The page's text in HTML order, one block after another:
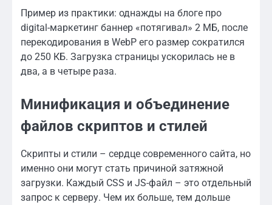
Пример из практики: однажды на блоге про
digital-маркетинг баннер «потягивал» 2 МБ, после
перекодирования в WebP его размер сократился
до 250 КБ. Загрузка страницы ускорилась не в
два, а в четыре раза.
Минификация и объединение
файлов скриптов и стилей
Скрипты и стили – сердце современного сайта, но
именно они могут стать причиной затяжной
загрузки. Каждый CSS и JS-файл – это отдельный
запрос к серверу. Чем их больше, тем дольше